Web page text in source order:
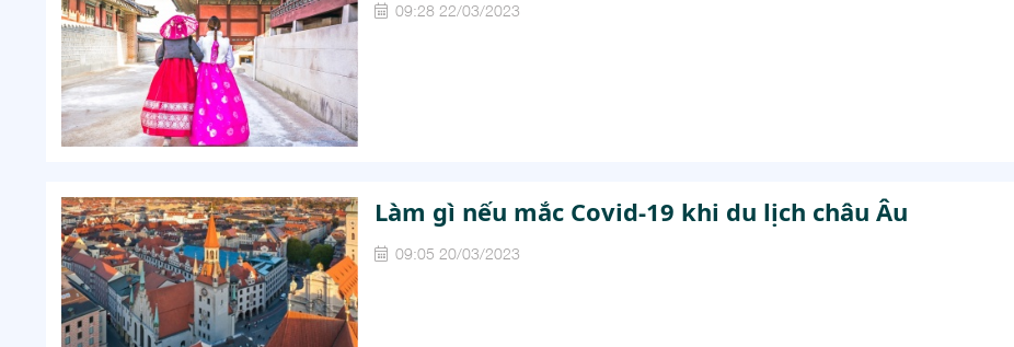
09:28 22/03/2023
Làm gì nếu mắc Covid-19 khi du lịch châu Âu
09:05 20/03/2023